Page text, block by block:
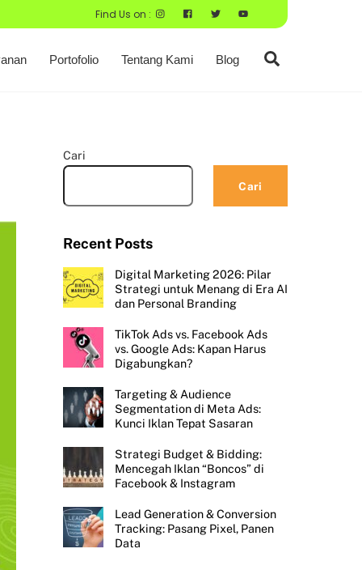
Find Us on :
Portofolio Tentang Kami Blog
Cari
Cari
Recent Posts
Digital Marketing 2026: Pilar
Strategi untuk Menang di Era AI
dan Personal Branding
TikTok Ads vs. Facebook Ads
vs. Google Ads: Kapan Harus
Digabungkan?
Targeting & Audience
Segmentation di Meta Ads:
Kunci Iklan Tepat Sasaran
Strategi Budget & Bidding:
Mencegah Iklan “Boncos” di
Facebook & Instagram
Lead Generation & Conversion
Tracking: Pasang Pixel, Panen
Data